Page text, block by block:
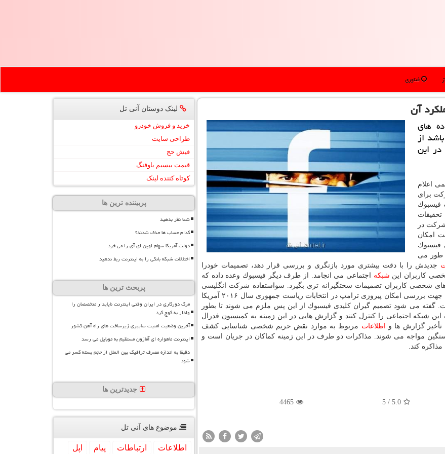
فناوری
آن
های
از
این
اعلام
برای
فیسبوك
تحقیقات
در
امكان
فیسبوك
طور می
جدیدش را با دقت بیشتری مورد بازنگری و بررسی قرار دهد، تصمیمات خودرا
كاربران این شبكه اجتماعی می انجامد. از طرف دیگر فیسبوك وعده داده كه
شخصی كاربران تصمیمات سختگیرانه تری بگیرد. سواستفاده شركت انگلیسی
فیسبوك جهت بررسی امكان پیروزی ترامپ در انتخابات ریاست جمهوری سال ۲۰۱۶ آمریكا
گفته می شود تصمیم گیران كلیدی فیسبوك از این پس ملزم می شوند تا بطور
شبكه اجتماعی را كنترل كنند و گزارش هایی در این زمینه به كمیسیون فدرال
تأخیر گزارش ها و
اطلاعات مربوط به موارد نقض حریم شخصی شناسایی كشف
مواجه می شوند. مذاكرات دو طرف در این زمینه كماكان در جریان است و
كند.
5.0
/
5
4465
لینک دوستان آنی تل
خرید و فروش خودرو
طراحی سایت
فیش حج
قیمت بیسیم باوفنگ
کوتاه کننده لینک
پربیننده ترین ها
شما نظر بدهید
کدام حساب ها حذف شدند؟
دولت آمریکا سهام اوپن ای آی را می خرد
اختلالات شبکه بانکی را به اینترنت ربط ندهید
پربحث ترین ها
مرگ دورکاری در ایران وقتی اینترنت ناپایدار متخصصان را
وادار به کوچ کرد
آخرین وضعیت امنیت سایبری زیرساخت های راه آهن کشور
اینترنت ماهواره ای آمازون مستقیم به موبایل می رسد
دقیقا به اندازه مصرف ترافیک بین الملل از حجم بسته کسر می
شود
جدیدترین ها
موضوع های آنی تل
اطلاعات ارتباطات پیام
اپل